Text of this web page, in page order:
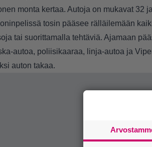
monta kertaa. Autoja on mukavat 32
tosin pääsee rälläilemään
tai suorittamalla tehtäviä. Ajamaan
autoa, poliisikaaraa, linja-autoa ja
auton takaa.